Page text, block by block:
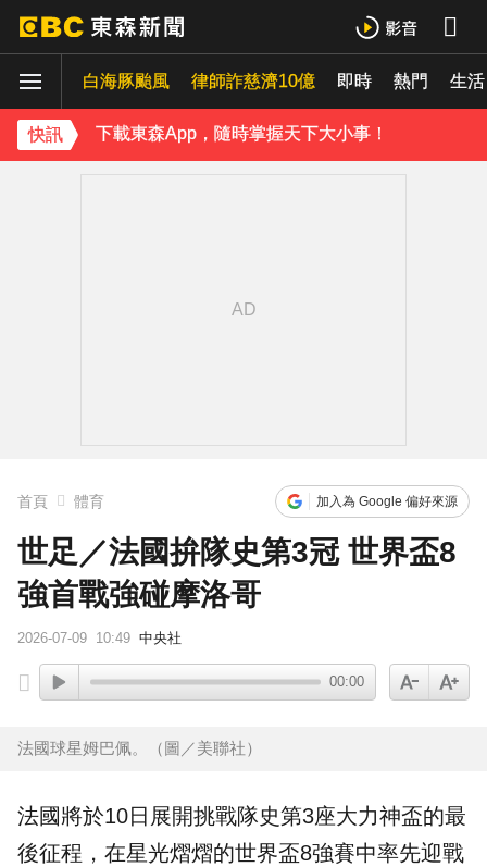
白海豚颱風 律師詐慈濟10億 即時 熱門 生活
快訊
下載東森App，隨時掌握天下大小事！
首頁 體育 加入為 Google 偏好來源
世足／法國拚隊史第3冠 世界盃8
強首戰強碰摩洛哥
2026-07-09 10:49 中央社
00:00
法國球星姆巴佩。（圖／美聯社）
法國將於10日展開挑戰隊史第3座大力神盃的最
後征程，在星光熠熠的世界盃8強賽中率先迎戰